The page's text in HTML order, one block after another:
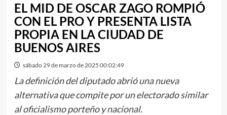
EL MID DE OSCAR ZAGO ROMPIÓ
CON EL PRO Y PRESENTA LISTA
PROPIA EN LA CIUDAD DE
BUENOS AIRES
sábado 29 de marzo de 2025 00:02:49
La definición del diputado abrió una nueva
alternativa que compite por un electorado similar
al oficialismo porteño y nacional.